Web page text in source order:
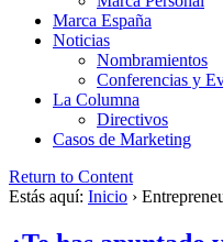
Marca España
Noticias
Nombramientos
Conferencias y
La Columna
Directivos
Casos de Marketing
Return to Content
Estás aquí: Inicio ›